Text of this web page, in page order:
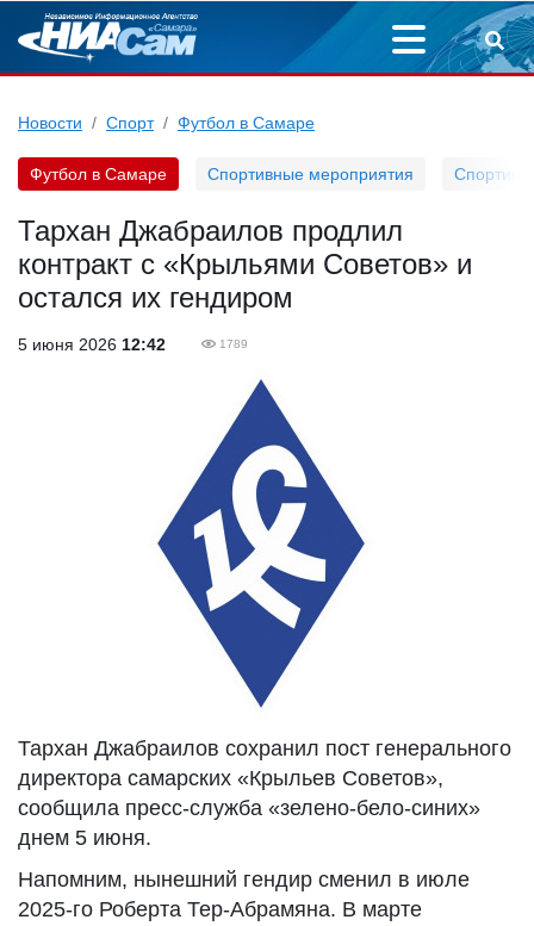
Новости Спорт Футбол в Самаре
Футбол в Самаре Спортивные мероприятия
Тархан Джабраилов продлил
контракт с «Крыльями Советов» и
остался их гендиром
5 июня 2026 12:42 1789
Тархан Джабраилов сохранил пост генерального
директора самарских «Крыльев Советов»,
сообщила пресс-служба «зелено-бело-синих»
днем 5 июня.
Напомним, нынешний гендир сменил в июле
2025-го Роберта Тер-Абрамяна. В марте